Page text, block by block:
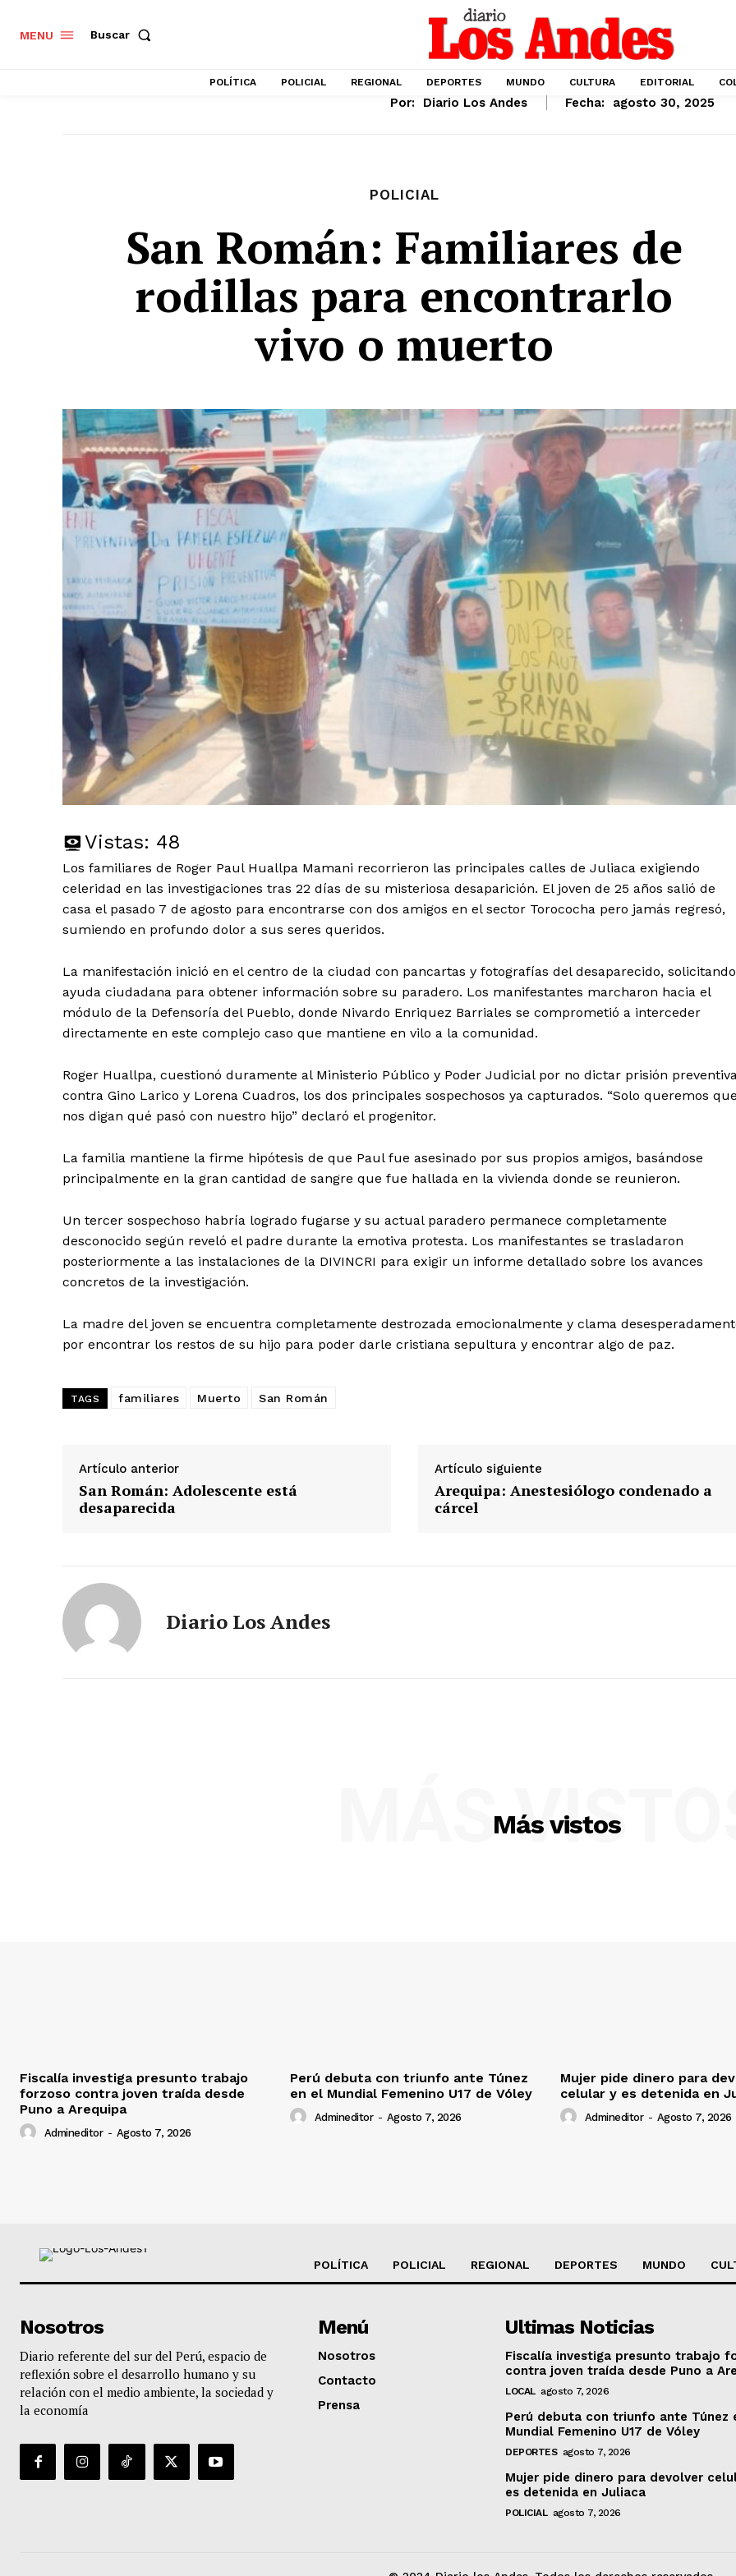
Nosotros
MENU Buscar
POLÍTICA POLICIAL REGIONAL DEPORTES MUNDO CULTURA EDITORIAL
Por: Diario Los Andes Fecha: agosto 30, 2025
POLICIAL
San Román: Familiares de
rodillas para encontrarlo
vivo o muerto
Vistas: 48
Los familiares de Roger Paul Huallpa Mamani recorrieron las principales calles de Juliaca exigiendo
celeridad en las investigaciones tras 22 días de su misteriosa desaparición. El joven de 25 años salió de
casa el pasado 7 de agosto para encontrarse con dos amigos en el sector Torococha pero jamás regresó,
sumiendo en profundo dolor a sus seres queridos.
La manifestación inició en el centro de la ciudad con pancartas y fotografías del desaparecido, solicitando
ayuda ciudadana para obtener información sobre su paradero. Los manifestantes marcharon hacia el
módulo de la Defensoría del Pueblo, donde Nivardo Enriquez Barriales se comprometió a interceder
directamente en este complejo caso que mantiene en vilo a la comunidad.
Roger Huallpa, cuestionó duramente al Ministerio Público y Poder Judicial por no dictar prisión
contra Gino Larico y Lorena Cuadros, los dos principales sospechosos ya capturados. “Solo queremos
nos digan qué pasó con nuestro hijo” declaró el progenitor.
La familia mantiene la firme hipótesis de que Paul fue asesinado por sus propios amigos, basándose
principalmente en la gran cantidad de sangre que fue hallada en la vivienda donde se reunieron.
Un tercer sospechoso habría logrado fugarse y su actual paradero permanece completamente
desconocido según reveló el padre durante la emotiva protesta. Los manifestantes se trasladaron
posteriormente a las instalaciones de la DIVINCRI para exigir un informe detallado sobre los avances
concretos de la investigación.
La madre del joven se encuentra completamente destrozada emocionalmente y clama
por encontrar los restos de su hijo para poder darle cristiana sepultura y encontrar algo de paz.
TAGS familiares Muerto San Román
Artículo anterior
San Román: Adolescente está
desaparecida
Artículo siguiente
Arequipa: Anestesiólogo condenado a
cárcel
Diario Los Andes
Más vistos
MÁS
Fiscalía investiga presunto trabajo
forzoso contra joven traída desde
Puno a Arequipa
Admineditor - Agosto 7, 2026
Perú debuta con triunfo ante Túnez
en el Mundial Femenino U17 de Vóley
Admineditor - Agosto 7, 2026
Mujer pide dinero para
celular y es detenida en
Admineditor - Agosto 7, 2026
POLÍTICA POLICIAL REGIONAL DEPORTES MUNDO
Nosotros
Diario referente del sur del Perú, espacio de
reflexión sobre el desarrollo humano y su
relación con el medio ambiente, la sociedad y
la economía
Menú
Nosotros
Contacto
Prensa
Ultimas Noticias
Fiscalía investiga presunto trabajo
contra joven traída desde Puno a
LOCAL agosto 7, 2026
Perú debuta con triunfo ante Túnez
Mundial Femenino U17 de Vóley
DEPORTES agosto 7, 2026
Mujer pide dinero para devolver
es detenida en Juliaca
POLICIAL agosto 7, 2026